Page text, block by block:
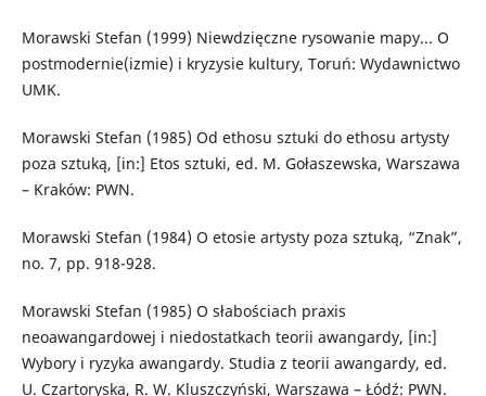
Morawski Stefan (1999) Niewdzięczne rysowanie mapy... O
postmodernie(izmie) i kryzysie kultury, Toruń: Wydawnictwo
UMK.
Morawski Stefan (1985) Od ethosu sztuki do ethosu artysty
poza sztuką, [in:] Etos sztuki, ed. M. Gołaszewska, Warszawa
– Kraków: PWN.
Morawski Stefan (1984) O etosie artysty poza sztuką, “Znak”,
no. 7, pp. 918-928.
Morawski Stefan (1985) O słabościach praxis
neoawangardowej i niedostatkach teorii awangardy, [in:]
Wybory i ryzyka awangardy. Studia z teorii awangardy, ed.
U. Czartoryska, R. W. Kluszczyński, Warszawa – Łódź: PWN.